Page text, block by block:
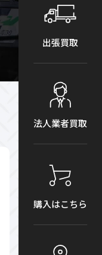
出張買取
法人業者買取
購入はこちら